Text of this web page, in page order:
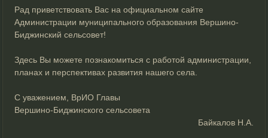
Рад приветствовать Вас на официальном сайте
Администрации муниципального образования Вершино-
Биджинский сельсовет!
Здесь Вы можете познакомиться с работой администрации,
планах и перспективах развития нашего села.
С уважением, ВрИО Главы
Вершино-Биджинского сельсовета
Байкалов Н.А.